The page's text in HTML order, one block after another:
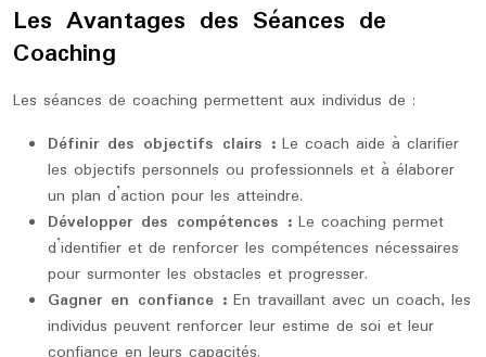
Les Avantages des Séances de
Coaching
Les séances de coaching permettent aux individus de :
Définir des objectifs clairs : Le coach aide à clarifier
les objectifs personnels ou professionnels et à élaborer
un plan d’action pour les atteindre.
Développer des compétences : Le coaching permet
d’identifier et de renforcer les compétences nécessaires
pour surmonter les obstacles et progresser.
Gagner en confiance : En travaillant avec un coach, les
individus peuvent renforcer leur estime de soi et leur